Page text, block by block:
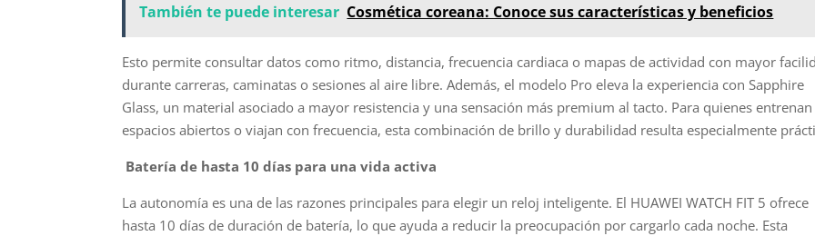
También te puede interesar Cosmética coreana: Conoce sus características y beneficios
Esto permite consultar datos como ritmo, distancia, frecuencia cardiaca o mapas de actividad con mayor
durante carreras, caminatas o sesiones al aire libre. Además, el modelo Pro eleva la experiencia con Sapphire
Glass, un material asociado a mayor resistencia y una sensación más premium al tacto. Para quienes entrenan
espacios abiertos o viajan con frecuencia, esta combinación de brillo y durabilidad resulta especialmente
Batería de hasta 10 días para una vida activa
La autonomía es una de las razones principales para elegir un reloj inteligente. El HUAWEI WATCH FIT 5 ofrece
hasta 10 días de duración de batería, lo que ayuda a reducir la preocupación por cargarlo cada noche. Esta